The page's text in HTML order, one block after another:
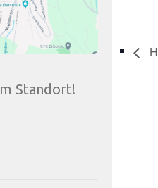
Standort!